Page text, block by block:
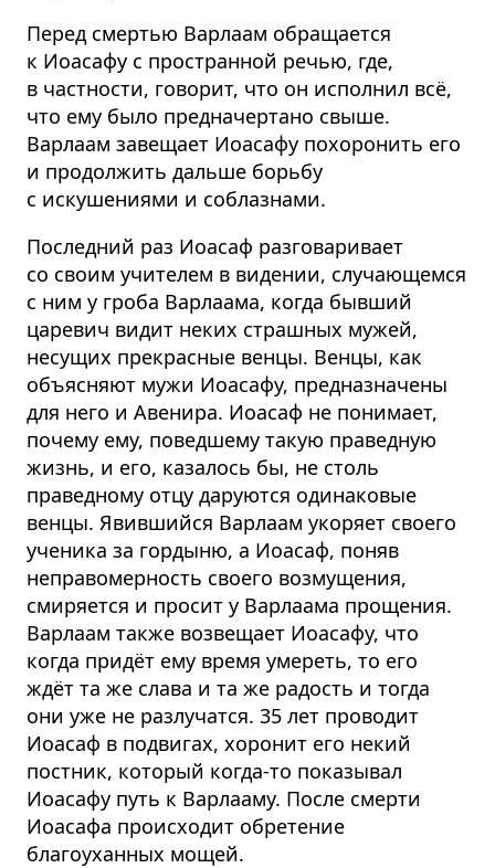
Перед смертью Варлаам обращается
к Иоасафу с пространной речью, где,
в частности, говорит, что он исполнил всё,
что ему было предначертано свыше.
Варлаам завещает Иоасафу похоронить его
и продолжить дальше борьбу
с искушениями и соблазнами.
Последний раз Иоасаф разговаривает
со своим учителем в видении, случающемся
с ним у гроба Варлаама, когда бывший
царевич видит неких страшных мужей,
несущих прекрасные венцы. Венцы, как
объясняют мужи Иоасафу, предназначены
для него и Авенира. Иоасаф не понимает,
почему ему, поведшему такую праведную
жизнь, и его, казалось бы, не столь
праведному отцу даруются одинаковые
венцы. Явившийся Варлаам укоряет своего
ученика за гордыню, а Иоасаф, поняв
неправомерность своего возмущения,
смиряется и просит у Варлаама прощения.
Варлаам также возвещает Иоасафу, что
когда придёт ему время умереть, то его
ждёт та же слава и та же радость и тогда
они уже не разлучатся. 35 лет проводит
Иоасаф в подвигах, хоронит его некий
постник, который когда-то показывал
Иоасафу путь к Варлааму. После смерти
Иоасафа происходит обретение
благоуханных мощей.